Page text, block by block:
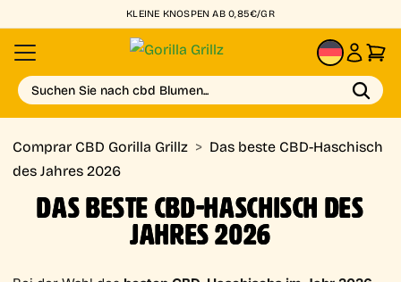
KLEINE KNOSPEN AB 0,85€/GR
DE
Suchen Sie nach cbd Blumen...
Comprar CBD Gorilla Grillz > Das beste CBD-Haschisch
des Jahres 2026
DAS BESTE CBD-HASCHISCH DES
JAHRES 2026